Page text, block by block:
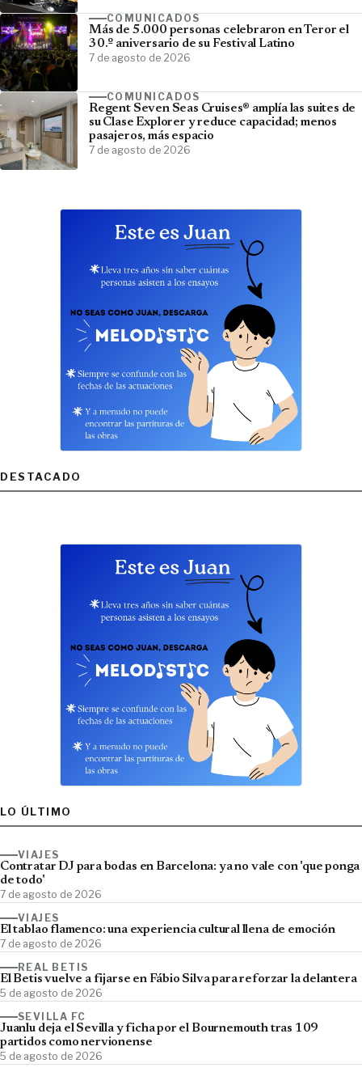
COMUNICADOS
Más de 5.000 personas celebraron en Teror el
30.º aniversario de su Festival Latino
7 de agosto de 2026
COMUNICADOS
Regent Seven Seas Cruises® amplía las suites de
su Clase Explorer y reduce capacidad; menos
pasajeros, más espacio
7 de agosto de 2026
DESTACADO
LO ÚLTIMO
VIAJES
Contratar DJ para bodas en Barcelona: ya no vale con 'que ponga
de todo'
7 de agosto de 2026
VIAJES
El tablao flamenco: una experiencia cultural llena de emoción
7 de agosto de 2026
REAL BETIS
El Betis vuelve a fijarse en Fábio Silva para reforzar la delantera
5 de agosto de 2026
SEVILLA FC
Juanlu deja el Sevilla y ficha por el Bournemouth tras 109
partidos como nervionense
5 de agosto de 2026